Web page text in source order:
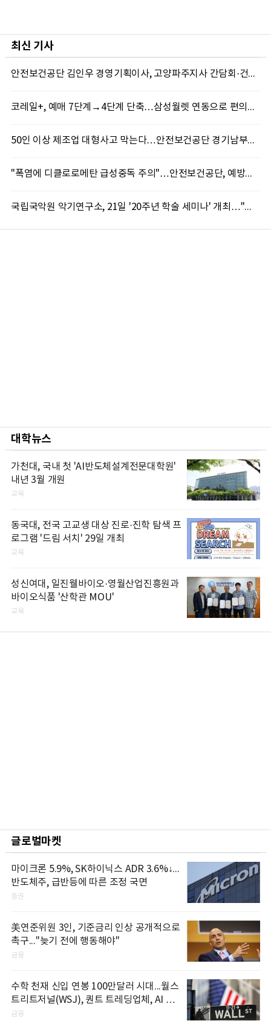
최신 기사
안전보건공단 김인우 경영기획이사, 고양파주지사 간담회·건설현장 폭염 현장경영
코레일+, 예매 7단계→4단계 단축…삼성월렛 연동으로 편의성↑
50인 이상 제조업 대형사고 막는다…안전보건공단 경기남부지사, 특별교육 실시
"폭염에 디클로로메탄 급성중독 주의"…안전보건공단, 예방수칙 준수 당부
국립국악원 악기연구소, 21일 '20주년 학술 세미나' 개최…"고악기 복원에서 AI까지"
대학뉴스
가천대, 국내 첫 'AI반도체설계전문대학원'
내년 3월 개원
교육
동국대, 전국 고교생 대상 진로·진학 탐색 프
로그램 '드림 서치' 29일 개최
교육
성신여대, 일진웰바이오·영월산업진흥원과
바이오식품 '산학관 MOU'
교육
글로벌마켓
마이크론 5.9%, SK하이닉스 ADR 3.6%↓...
반도체주, 급반등에 따른 조정 국면
증권
美연준위원 3인, 기준금리 인상 공개적으로
촉구..."늦기 전에 행동해야"
금융
수학 천재 신입 연봉 100만달러 시대...월스
트리트저널(WSJ), 퀀트 트레딩업체, AI 기
업들 인재 확보 경쟁
금융